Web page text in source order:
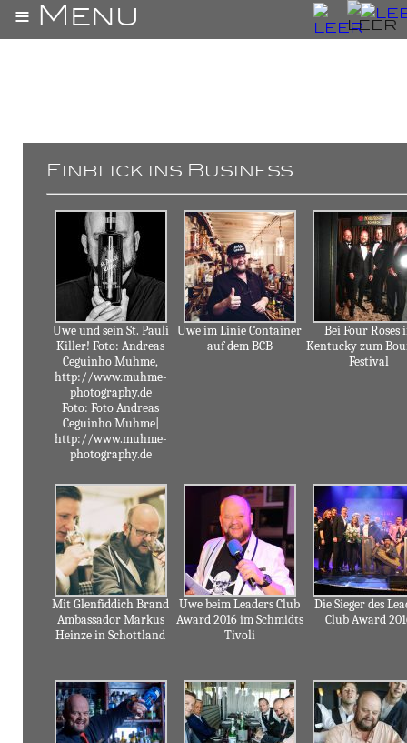
≡ Menu
Uwe
Bar
Christiansen's
Products
Business
Jobs
Contact
Impressum
Datenschutz
Einblick ins Business
Uwe und sein St. Pauli
Killer! Foto: Andreas
Ceguinho Muhme,
http://www.muhme-
photography.de
Foto: Foto Andreas
Ceguinho Muhme|
http://www.muhme-
photography.de
Uwe im Linie Container
auf dem BCB
Bei Four Roses
Kentucky zum
Festival
Mit Glenfiddich Brand
Ambassador Markus
Heinze in Schottland
Uwe beim Leaders Club
Award 2016 im Schmidts
Tivoli
Die Sieger des
Club Award